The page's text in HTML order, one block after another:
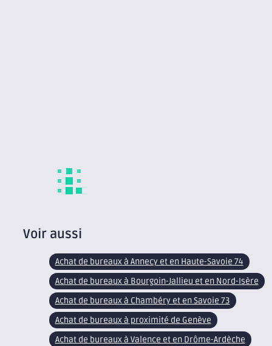
Voir aussi
Achat de bureaux à Annecy et en Haute-Savoie 74
Achat de bureaux à Bourgoin-Jallieu et en Nord-Isère
Achat de bureaux à Chambéry et en Savoie 73
Achat de bureaux à proximité de Genève
Achat de bureaux à Valence et en Drôme-Ardèche